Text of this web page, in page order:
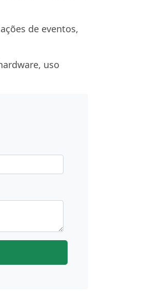
de eventos,
uso